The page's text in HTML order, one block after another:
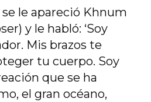
le apareció Khnum
y le habló: ‘Soy
Mis brazos te
tu cuerpo. Soy
que se ha
el gran océano,